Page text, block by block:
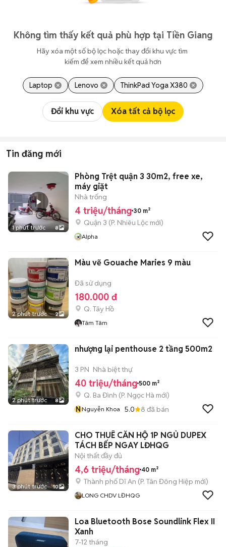
Không tìm thấy kết quả phù hợp tại Tiền Giang
Hãy xóa một số bộ lọc hoặc thay đổi khu vực tìm
kiếm để xem nhiều kết quả hơn
Laptop Lenovo ThinkPad Yoga X380
Đổi khu vực Xóa tất cả bộ lọc
Tin đăng mới
1 phút trước 8
Phòng Trệt quận 3 30m2, free xe,
máy giặt
Nhà trống
4 triệu/tháng 30 m²
Quận 3 (P. Nhiêu Lộc mới)
Alpha
2 phút trước 2
Màu vẽ Gouache Maries 9 màu
Đã sử dụng
180.000 đ
Q. Tây Hồ
Tâm Tâm
2 phút trước 8
nhượng lại penthouse 2 tầng 500m2
3 PN Nhà biệt thự
40 triệu/tháng 500 m²
Q. Ba Đình (P. Ngọc Hà mới)
NNguyễn Khoa 5.0 8 đã bán
3 phút trước 10
CHO THUÊ CĂN HỘ 1P NGỦ DUPEX
TÁCH BẾP NGAY LĐHQG
Nội thất đầy đủ
4,6 triệu/tháng 40 m²
Thành phố Dĩ An (P. Tân Đông Hiệp mới)
LONG CHDV LĐHQG
Loa Bluetooth Bose Soundlink Flex II
Xanh
7-12 tháng